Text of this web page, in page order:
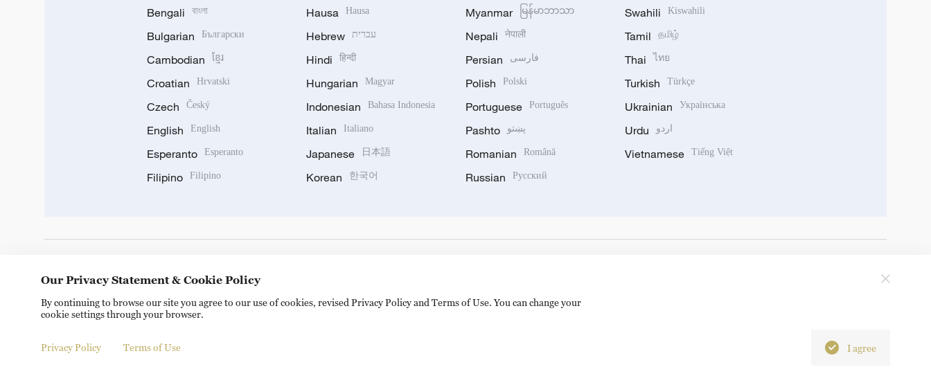
Bengali বাংলা
Bulgarian Български
Cambodian ខ្មែរ
Croatian Hrvatski
Czech Český
English English
Esperanto Esperanto
Filipino Filipino
Hausa Hausa
Hebrew עברית
Hindi हिन्दी
Hungarian Magyar
Indonesian Bahasa Indonesia
Italian Italiano
Japanese 日本語
Korean 한국어
Myanmar မြန်မာဘာသာ
Nepali नेपाली
Persian فارسی
Polish Polski
Portuguese Português
Pashto پښتو
Romanian Română
Russian Русский
Swahili Kiswahili
Tamil தமிழ்
Thai ไทย
Turkish Türkçe
Ukrainian Українська
Urdu اردو
Vietnamese Tiếng Việt
© China Radio International.CRI. All Rights Reserved. 16A Shijingshan Road, Beijing, China. 100040
Our Privacy Statement & Cookie Policy
By continuing to browse our site you agree to our use of cookies, revised Privacy Policy and Terms of Use. You can change your
cookie settings through your browser.
Privacy Policy Terms of Use I agree